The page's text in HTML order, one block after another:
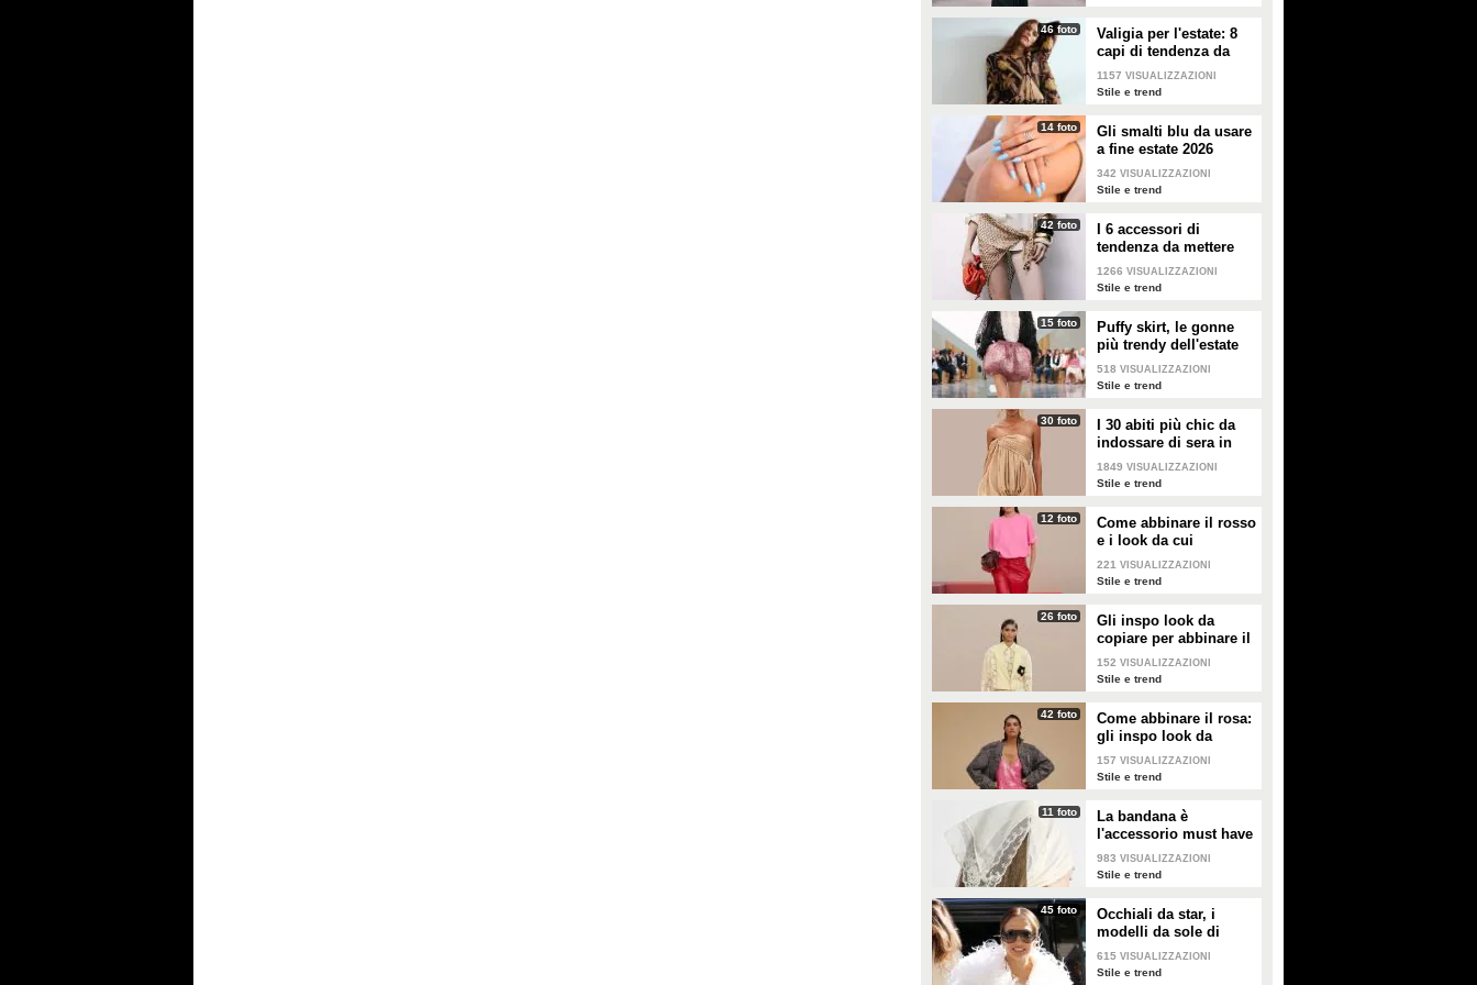
46 foto
Valigia per l'estate: 8
capi di tendenza da
portare in vacanza
1157 VISUALIZZAZIONI
Stile e trend
14 foto
Gli smalti blu da usare
a fine estate 2026
342 VISUALIZZAZIONI
Stile e trend
42 foto
I 6 accessori di
tendenza da mettere
nella valigia dell'estate
2026
1266 VISUALIZZAZIONI
Stile e trend
15 foto
Puffy skirt, le gonne
più trendy dell'estate
2026 sono quelle a
palloncino
518 VISUALIZZAZIONI
Stile e trend
30 foto
I 30 abiti più chic da
indossare di sera in
estate
1849 VISUALIZZAZIONI
Stile e trend
12 foto
Come abbinare il rosso
e i look da cui
prendere ispirazione
221 VISUALIZZAZIONI
Stile e trend
26 foto
Gli inspo look da
copiare per abbinare il
giallo
152 VISUALIZZAZIONI
Stile e trend
42 foto
Come abbinare il rosa:
gli inspo look da
copiare
157 VISUALIZZAZIONI
Stile e trend
11 foto
La bandana è
l'accessorio must have
dell'estate 2026: i
modelli di tendenza
983 VISUALIZZAZIONI
Stile e trend
45 foto
Occhiali da star, i
modelli da sole di
tendenza per l'estate
2026
615 VISUALIZZAZIONI
Stile e trend